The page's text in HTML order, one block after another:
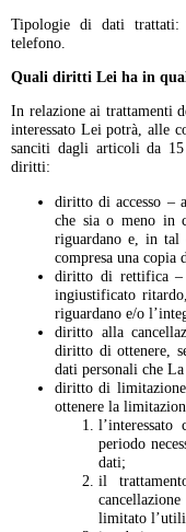
Tipologie di dati trattati:
telefono.
Quali diritti Lei ha in
In relazione ai trattamenti
interessato Lei potrà, alle
sanciti dagli articoli da
diritti:
diritto di accesso –
che sia o meno in
riguardano e, in tal
compresa una copia
diritto di rettifica –
ingiustificato
riguardano e/o
diritto alla
diritto di ottenere,
dati personali che La
diritto di
ottenere la
periodo
dati;
il
limitato